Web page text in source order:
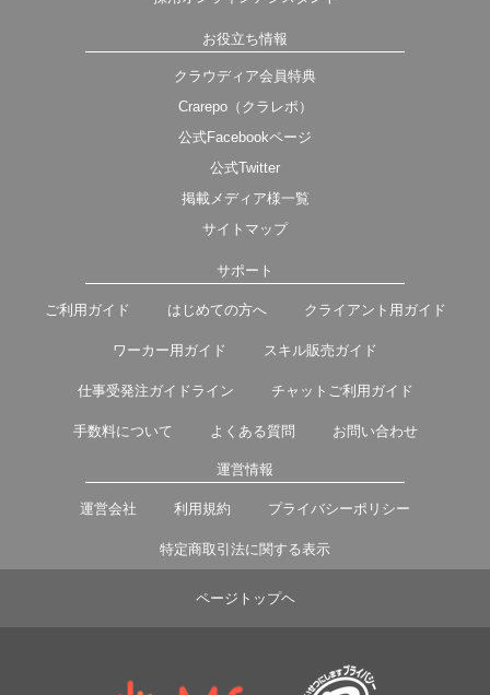
お役立ち情報
クラウディア会員特典
Crarepo（クラレポ）
公式Facebookページ
公式Twitter
掲載メディア様一覧
サイトマップ
サポート
ご利用ガイド はじめての方へ クライアント用ガイド
ワーカー用ガイド スキル販売ガイド
仕事受発注ガイドライン チャットご利用ガイド
手数料について よくある質問 お問い合わせ
運営情報
運営会社 利用規約 プライバシーポリシー
特定商取引法に関する表示
ページトップヘ